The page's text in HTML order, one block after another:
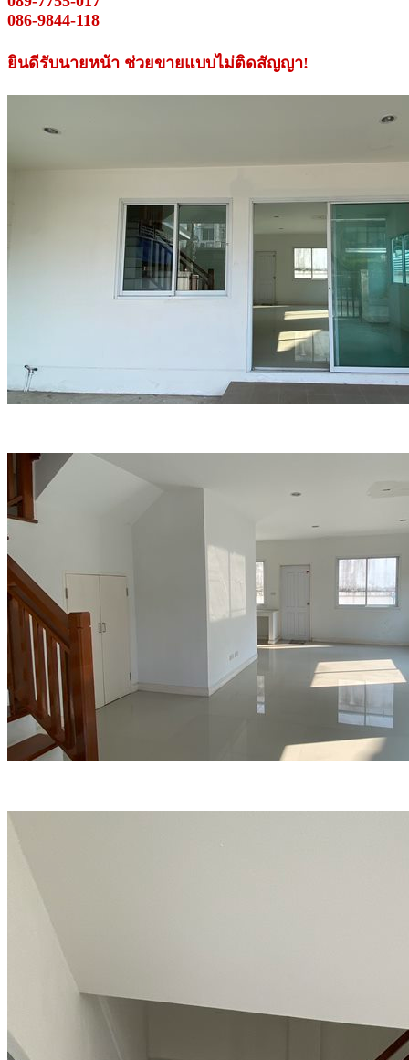
086-9844-118
ยินดีรับนายหน้า ช่วยขายแบบไม่ติดสัญญา!